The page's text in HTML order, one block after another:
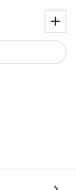
Wert ein